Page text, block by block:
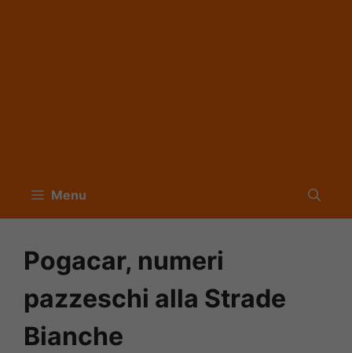
Menu
Pogacar, numeri
pazzeschi alla Strade
Bianche